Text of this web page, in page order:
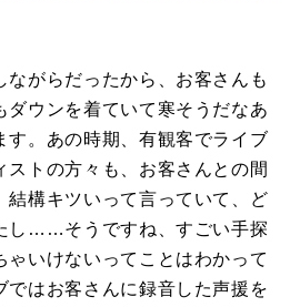
ながらだったから、お客さんも
ダウンを着ていて寒そうだなあ
す。あの時期、有観客でライブ
ストの方々も、お客さんとの間
結構キツいって言っていて、ど
し……そうですね、すごい手探
ゃいけないってことはわかって
ではお客さんに録音した声援を